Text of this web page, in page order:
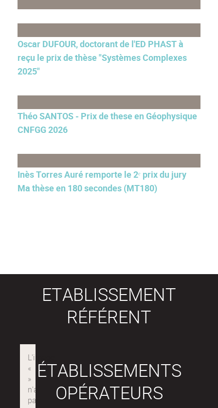
Oscar DUFOUR, doctorant de l'ED PHAST à
reçu le prix de thèse "Systèmes Complexes
2025"
Théo SANTOS - Prix de these en Géophysique
CNFGG 2026
Inès Torres Auré remporte le 2ᵉ prix du jury
Ma thèse en 180 secondes (MT180)
ETABLISSEMENT
RÉFÉRENT
ÉTABLISSEMENTS
OPÉRATEURS